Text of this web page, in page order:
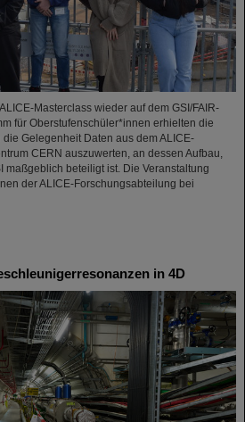
Masterclass wieder auf dem GSI/FAIR-
für Oberstufenschüler*innen erhielten die
Gelegenheit Daten aus dem ALICE-
CERN auszuwerten, an dessen Aufbau,
maßgeblich beteiligt ist. Die Veranstaltung
der ALICE-Forschungsabteilung bei
in 4D